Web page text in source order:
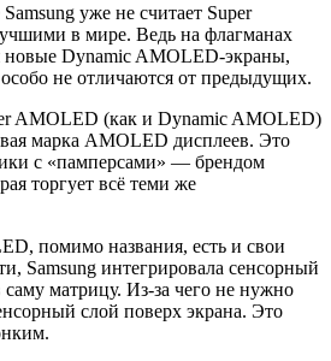
уже не считает Super
в мире. Ведь на флагманах
новые Dynamic AMOLED-экраны,
не отличаются от предыдущих.
AMOLED (как и Dynamic AMOLED)
марка AMOLED дисплеев. Это
с «памперсами» — брендом
торгует всё теми же
помимо названия, есть и свои
Samsung интегрировала сенсорный
саму матрицу. Из-за чего не нужно
слой поверх экрана. Это